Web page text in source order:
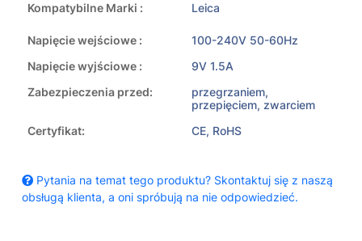
Kompatybilne Marki : Leica
Napięcie wejściowe :
100-240V 50-60Hz
Napięcie wyjściowe :
9V 1.5A
Zabezpieczenia przed:
przegrzaniem,
przepięciem, zwarciem
Certyfikat:
CE, RoHS
Pytania na temat tego produktu? Skontaktuj się z naszą
obsługą klienta, a oni spróbują na nie odpowiedzieć.